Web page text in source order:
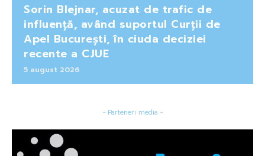
Sorin Blejnar, acuzat de trafic de
influență, având suportul Curții de
Apel București, în ciuda deciziei
recente a CJUE
5 august 2026
- Parteneri media -